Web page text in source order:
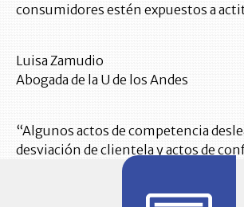
consumidores estén expuestos a
Luisa Zamudio
Abogada de la U de los Andes
“Algunos actos de competencia
desviación de clientela y actos de